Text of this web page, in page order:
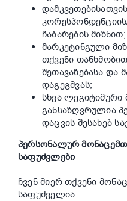
ჩაბარების მიზნით;
მარკეტინგული
თქვენი
შეთავაზებასა და
დაგეგმვას;
სხვა ლეგიტიმური
განსაზღვრულია
დაცვის შესახებ
პერსონალურ
საფუძვლები
ჩვენ მიერ თქვენი
საფუძველია: